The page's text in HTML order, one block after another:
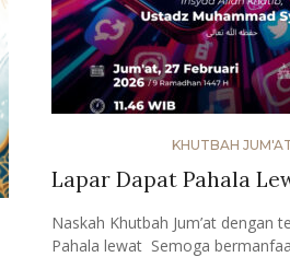
KHUTBAH
Lapar Dapat Pahala
Naskah Khutbah Jum’at dengan
Pahala lewat Semoga